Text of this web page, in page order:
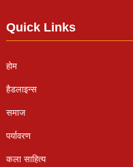
Quick Links
होम
हैडलाइन्स
समाज
पर्यावरण
कला साहित्य